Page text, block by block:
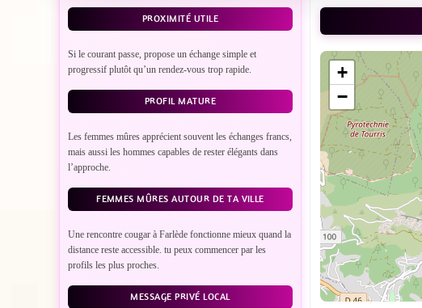
PROXIMITÉ UTILE
Si le courant passe, propose un échange simple et
progressif plutôt qu’un rendez-vous trop rapide.
PROFIL MATURE
Les femmes mûres apprécient souvent les échanges francs,
mais aussi les hommes capables de rester élégants dans
l’approche.
FEMMES MÛRES AUTOUR DE TA VILLE
Une rencontre cougar à Farlède fonctionne mieux quand la
distance reste accessible. tu peux commencer par les
profils les plus proches.
MESSAGE PRIVÉ LOCAL
+
−